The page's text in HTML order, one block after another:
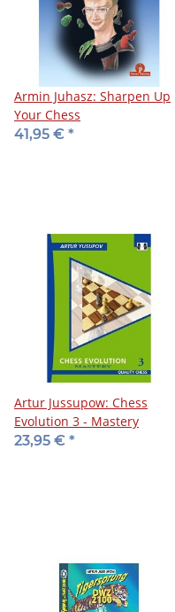
Armin Juhasz: Sharpen Up
Your Chess
41,95 € *
Artur Jussupow: Chess
Evolution 3 - Mastery
23,95 € *